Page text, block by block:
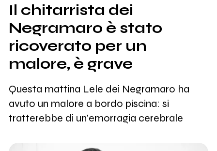
SHOP
RADIO
Il chitarrista dei
Negramaro è stato
ricoverato per un
malore, è grave
Questa mattina Lele dei Negramaro ha
avuto un malore a bordo piscina: si
tratterebbe di un'emorragia cerebrale